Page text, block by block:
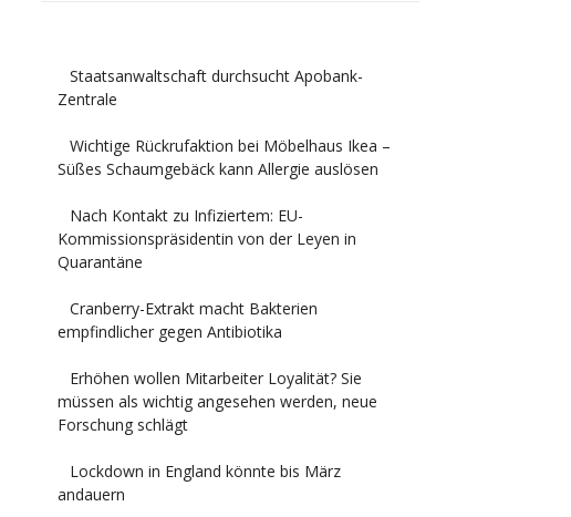
Staatsanwaltschaft durchsucht Apobank-
Zentrale
Wichtige Rückrufaktion bei Möbelhaus Ikea –
Süßes Schaumgebäck kann Allergie auslösen
Nach Kontakt zu Infiziertem: EU-
Kommissionspräsidentin von der Leyen in
Quarantäne
Cranberry-Extrakt macht Bakterien
empfindlicher gegen Antibiotika
Erhöhen wollen Mitarbeiter Loyalität? Sie
müssen als wichtig angesehen werden, neue
Forschung schlägt
Lockdown in England könnte bis März
andauern